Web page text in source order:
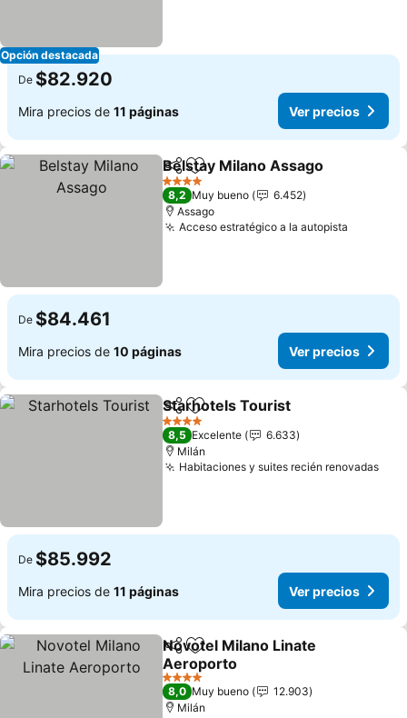
Opción destacada
De $82.920
Mira precios de 11 páginas Ver precios
CompartirAgregar a favoritos
Belstay Milano Assago
4 Estrellas
8,2 Muy bueno
6.452
Assago
Acceso estratégico a la autopista
De $84.461
Mira precios de 10 páginas Ver precios
CompartirAgregar a favoritos
Starhotels Tourist
4 Estrellas
8,5 Excelente
6.633
Milán
Habitaciones y suites recién renovadasVer
De $85.992
Mira precios de 11 páginas Ver precios
CompartirAgregar a favoritos
Novotel Milano Linate
Aeroporto
Ver precios
4 Estrellas
8,0 Muy bueno
12.903
Milán